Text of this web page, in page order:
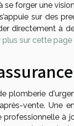
se forger une
sur des
directement à
plus sur cette page
plomberie
vente. Une
professionnelle à